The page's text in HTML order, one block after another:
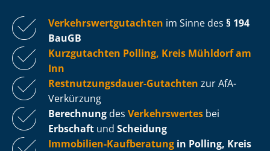
Ver­kehrs­wert­gut­ach­ten im Sinne des § 194
BauGB
Kurzgutachten Polling, Kreis Mühldorf am
Inn
Rest­nut­zungs­dau­er-Gutachten zur AfA-
Verkürzung
Berechnung des Verkehrswertes bei
Erbschaft und Scheidung
Immobilien-Kaufberatung in Polling, Kreis